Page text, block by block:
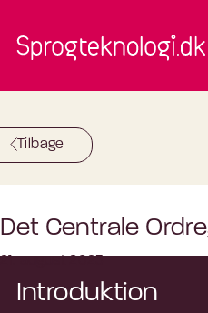
Tilbage
Det Centrale
Introduktion